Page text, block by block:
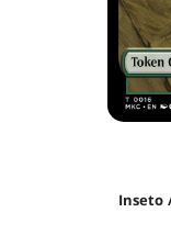
Inseto